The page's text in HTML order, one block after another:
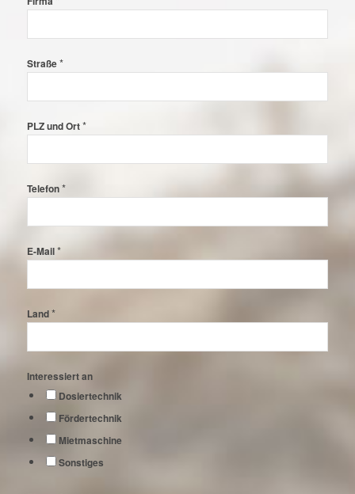
Straße*
PLZ und Ort*
Telefon*
E-Mail*
Land*
Interessiert an
Dosiertechnik
Fördertechnik
Mietmaschine
Sonstiges